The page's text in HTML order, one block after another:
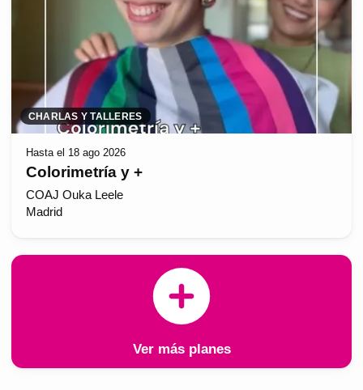
CHARLAS Y TALLERES
Hasta el 18 ago 2026
Colorimetría y +
COAJ Ouka Leele
Madrid
Ver más planes